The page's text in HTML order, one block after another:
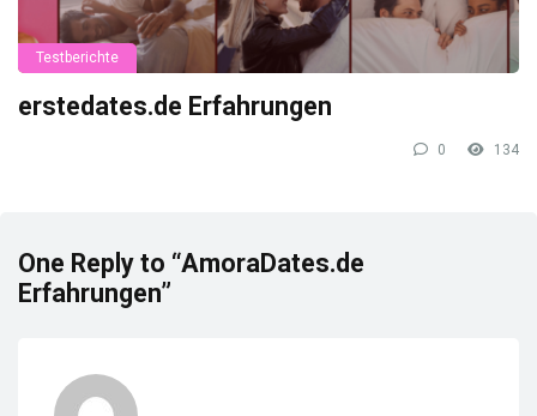
Testberichte
erstedates.de Erfahrungen
0 134
One Reply to “AmoraDates.de
Erfahrungen”